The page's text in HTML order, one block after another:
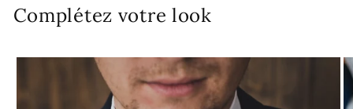
Complétez votre look